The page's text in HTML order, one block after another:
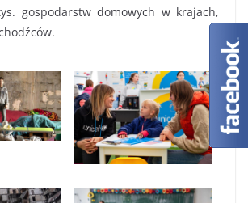
gospodarstw domowych w krajach,